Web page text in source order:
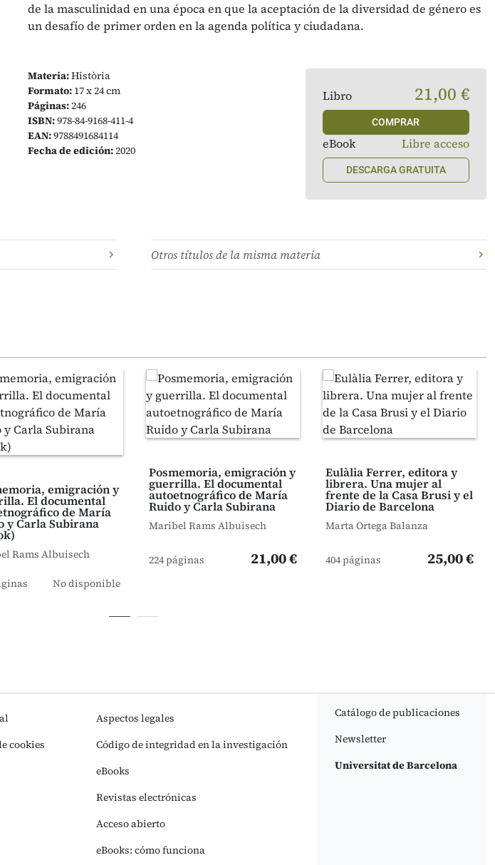
de la masculinidad en una época en que la aceptación de la diversidad de género es
un desafío de primer orden en la agenda política y ciudadana.
Materia:Història
Formato: 17 x 24 cm
Páginas:246
ISBN:978-84-9168-411-4
EAN:9788491684114
Fecha de edición:2020
Libro 21,00 €
COMPRAR
eBook Libre acceso
DESCARGA GRATUITA
Otros títulos de la misma materia
emigración y
El documental
de María
y Carla Subirana
Rams Albuisech
No disponible
Posmemoria, emigración y
guerrilla. El documental
autoetnográfico de María
Ruido y Carla Subirana
Maribel Rams Albuisech
224 páginas 21,00 €
Eulàlia Ferrer, editora y
librera. Una mujer al
frente de la Casa Brusi y el
Diario de Barcelona
Marta Ortega Balanza
404 páginas 25,00 €
cookies
Aspectos legales
Código de integridad en la investigación
eBooks
Revistas electrónicas
Acceso abierto
eBooks: cómo funciona
Catálogo de publicaciones
Newsletter
Universitat de Barcelona